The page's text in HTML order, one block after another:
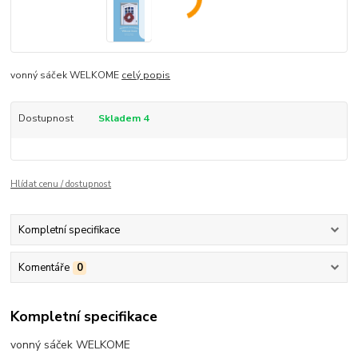
vonný sáček WELKOME celý popis
Dostupnost Skladem 4
Hlídat cenu / dostupnost
Kompletní specifikace
Komentáře 0
Kompletní specifikace
vonný sáček WELKOME